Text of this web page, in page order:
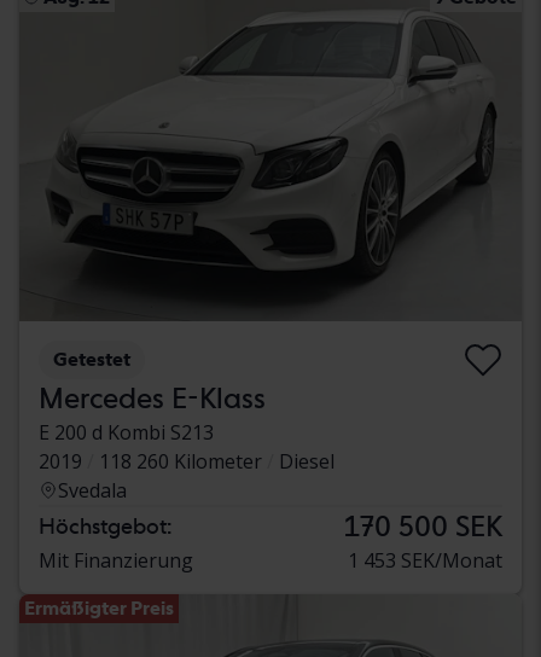
Getestet
Mercedes E-Klass
E 200 d Kombi S213
2019
118 260 Kilometer
Diesel
Svedala
Höchstgebot: 170 500 SEK
Mit Finanzierung 1 453 SEK/Monat
Ermäßigter Preis